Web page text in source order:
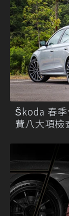
Škoda 春
費八大項檢